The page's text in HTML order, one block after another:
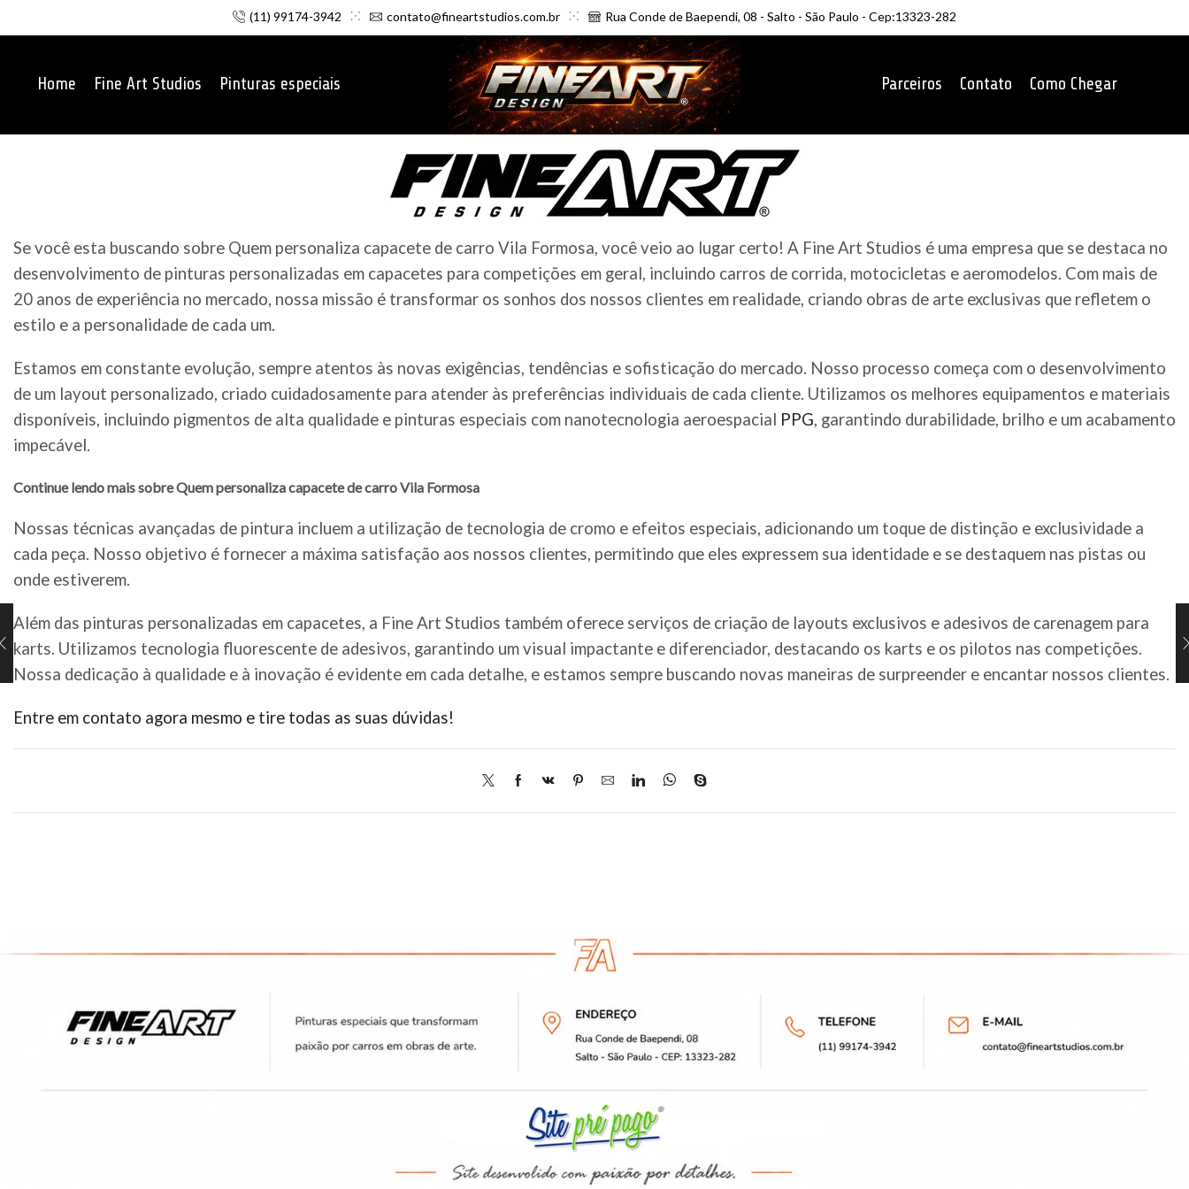
(11) 99174-3942 contato@fineartstudios.com.br Rua Conde de Baependi, 08 - Salto - São Paulo - Cep:13323-282
Home Fine Art Studios Pinturas especiais Parceiros Contato Como Chegar
Se você esta buscando sobre Quem personaliza capacete de carro Vila Formosa, você veio ao lugar certo! A Fine Art Studios é uma empresa que se destaca no
desenvolvimento de pinturas personalizadas em capacetes para competições em geral, incluindo carros de corrida, motocicletas e aeromodelos. Com mais de
20 anos de experiência no mercado, nossa missão é transformar os sonhos dos nossos clientes em realidade, criando obras de arte exclusivas que refletem o
estilo e a personalidade de cada um.
Estamos em constante evolução, sempre atentos às novas exigências, tendências e sofisticação do mercado. Nosso processo começa com o desenvolvimento
de um layout personalizado, criado cuidadosamente para atender às preferências individuais de cada cliente. Utilizamos os melhores equipamentos e materiais
disponíveis, incluindo pigmentos de alta qualidade e pinturas especiais com nanotecnologia aeroespacial PPG, garantindo durabilidade, brilho e um acabamento
impecável.
Continue lendo mais sobre Quem personaliza capacete de carro Vila Formosa
Nossas técnicas avançadas de pintura incluem a utilização de tecnologia de cromo e efeitos especiais, adicionando um toque de distinção e exclusividade a
cada peça. Nosso objetivo é fornecer a máxima satisfação aos nossos clientes, permitindo que eles expressem sua identidade e se destaquem nas pistas ou
onde estiverem.
Além das pinturas personalizadas em capacetes, a Fine Art Studios também oferece serviços de criação de layouts exclusivos e adesivos de carenagem para
karts. Utilizamos tecnologia fluorescente de adesivos, garantindo um visual impactante e diferenciador, destacando os karts e os pilotos nas competições.
Nossa dedicação à qualidade e à inovação é evidente em cada detalhe, e estamos sempre buscando novas maneiras de surpreender e encantar nossos clientes.
Entre em contato agora mesmo e tire todas as suas dúvidas!